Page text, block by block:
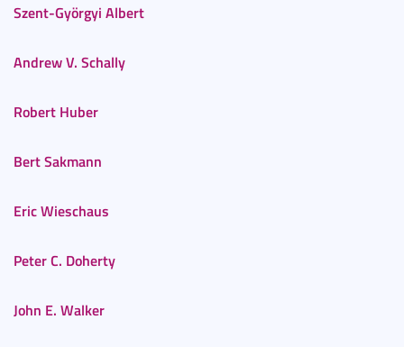
Szent-Györgyi Albert
Andrew V. Schally
Robert Huber
Bert Sakmann
Eric Wieschaus
Peter C. Doherty
John E. Walker